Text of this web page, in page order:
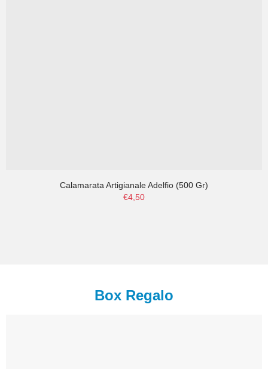
Calamarata Artigianale Adelfio (500 Gr)
€4,50
Box Regalo